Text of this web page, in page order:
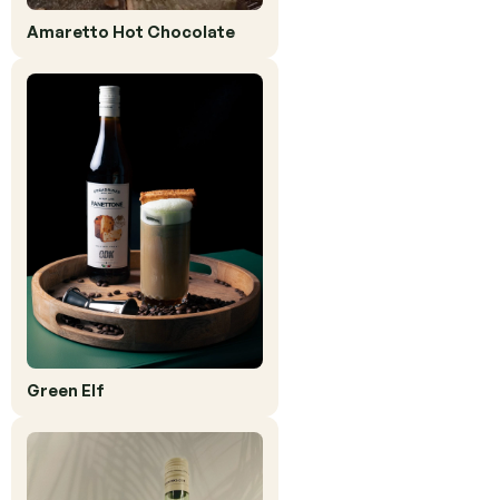
Amaretto Hot Chocolate
Green Elf